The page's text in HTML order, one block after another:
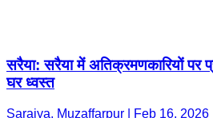
सरैया: सरैया में अतिक्रमणकारियों पर
घर ध्वस्त
Saraiya, Muzaffarpur | Feb 16, 2026